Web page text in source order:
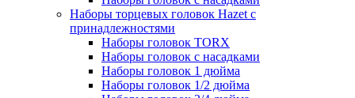
Наборы торцевых головок Hazet с
принадлежностями
Наборы головок TORX
Наборы головок с насадками
Наборы головок 1 дюйма
Наборы головок 1/2 дюйма